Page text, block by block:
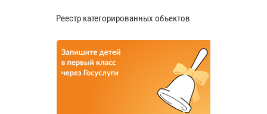
Реестр категорированных объектов